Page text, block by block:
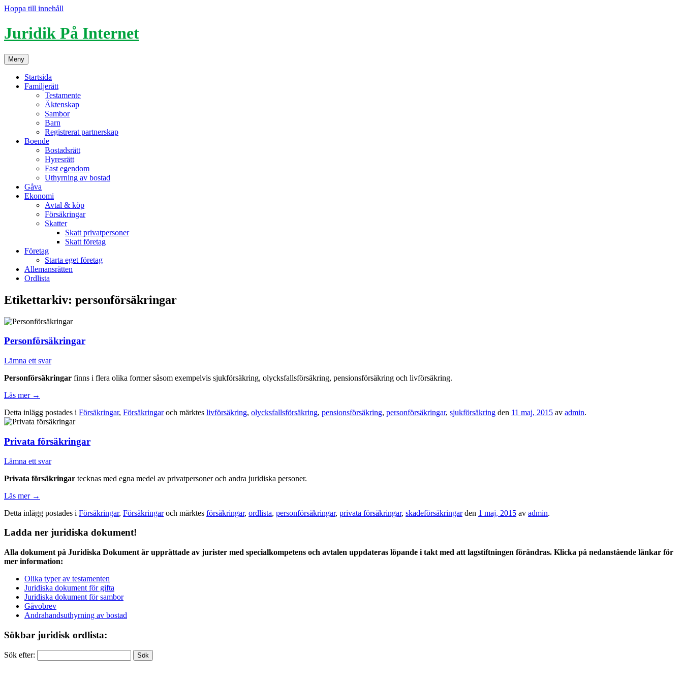
Hoppa till innehåll
Juridik På Internet
Meny
Startsida
Familjerätt
Testamente
Äktenskap
Sambor
Barn
Registrerat partnerskap
Boende
Bostadsrätt
Hyresrätt
Fast egendom
Uthyrning av bostad
Gåva
Ekonomi
Avtal & köp
Försäkringar
Skatter
Skatt privatpersoner
Skatt företag
Företag
Starta eget företag
Allemansrätten
Ordlista
Etikettarkiv: personförsäkringar
Personförsäkringar
Lämna ett svar
Personförsäkringar finns i flera olika former såsom exempelvis sjukförsäkring, olycksfallsförsäkring, pensionsförsäkring och livförsäkring.
Läs mer →
Detta inlägg postades i Försäkringar, Försäkringaroch märktes livförsäkring, olycksfallsförsäkring, pensionsförsäkring, personförsäkringar, sjukförsäkring den 11 maj, 2015 av admin.
Privata försäkringar
Lämna ett svar
Privata försäkringar tecknas med egna medel av privatpersoner och andra juridiska personer.
Läs mer →
Detta inlägg postades i Försäkringar, Försäkringaroch märktes försäkringar, ordlista, personförsäkringar, privata försäkringar, skadeförsäkringarden 1 maj, 2015 av admin.
Ladda ner juridiska dokument!
Alla dokument på Juridiska Dokument är upprättade av jurister med specialkompetens och avtalen uppdateras löpande i takt med att lagstiftningen förändras. Klicka på nedanstående länkar för
mer information:
Olika typer av testamenten
Juridiska dokument för gifta
Juridiska dokument för sambor
Gåvobrev
Andrahandsuthyrning av bostad
Sökbar juridisk ordlista:
Sök efter: